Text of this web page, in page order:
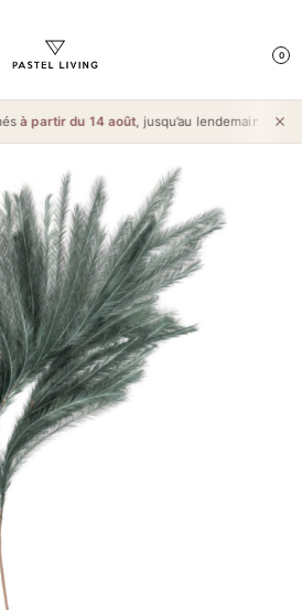
0
à partir du 14 août, jusqu’au lendemain de l’